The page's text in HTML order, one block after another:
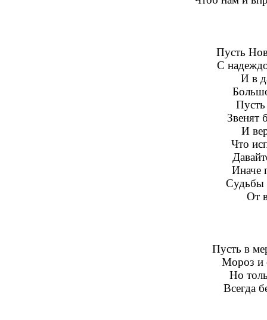
Пусть
С
И в
Пусть
Звенят
И
Что
Иначе
Судьбы
От
Пусть в
Мороз и
Но
Всегда